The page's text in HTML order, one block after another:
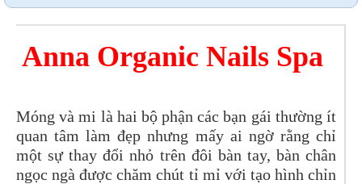
Anna Organic Nails Spa
Móng và mi là hai bộ phận các bạn gái thường ít
quan tâm làm đẹp nhưng mấy ai ngờ rằng chỉ
một sự thay đổi nhỏ trên đôi bàn tay, bàn chân
ngọc ngà được chăm chút tỉ mỉ với tạo hình chỉn